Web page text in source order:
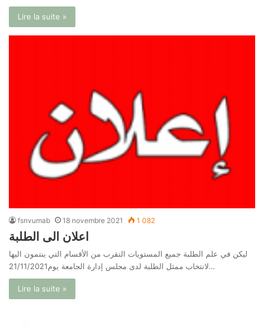
Lire la suite »
fsnvumab 18 novembre 2021 1 082
اعلان الى الطلبة
ليكن في علم الطلبة جميع المستويات التقرب من الأقسام التي ينتمون اليها
لانتخاب ممثل الطلبة لدى مجلس إدارة الجامعة يوم21/11/2021…
Lire la suite »